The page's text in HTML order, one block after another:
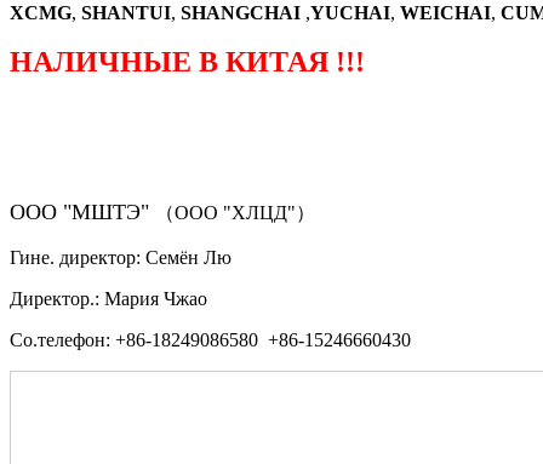
XCMG, SHANTUI, SHANGCHAI ,YUCHAI, WEICHAI,
НАЛИЧНЫЕ В КИТАЯ !!!
ООО "МШТЭ" （ООО "ХЛЦД"）
Гине. директор: Семён Лю
Директор.: Мария Чжао
Со.телефон: +86-18249086580 +86-15246660430